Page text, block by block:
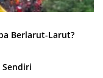
Berlarut-Larut?